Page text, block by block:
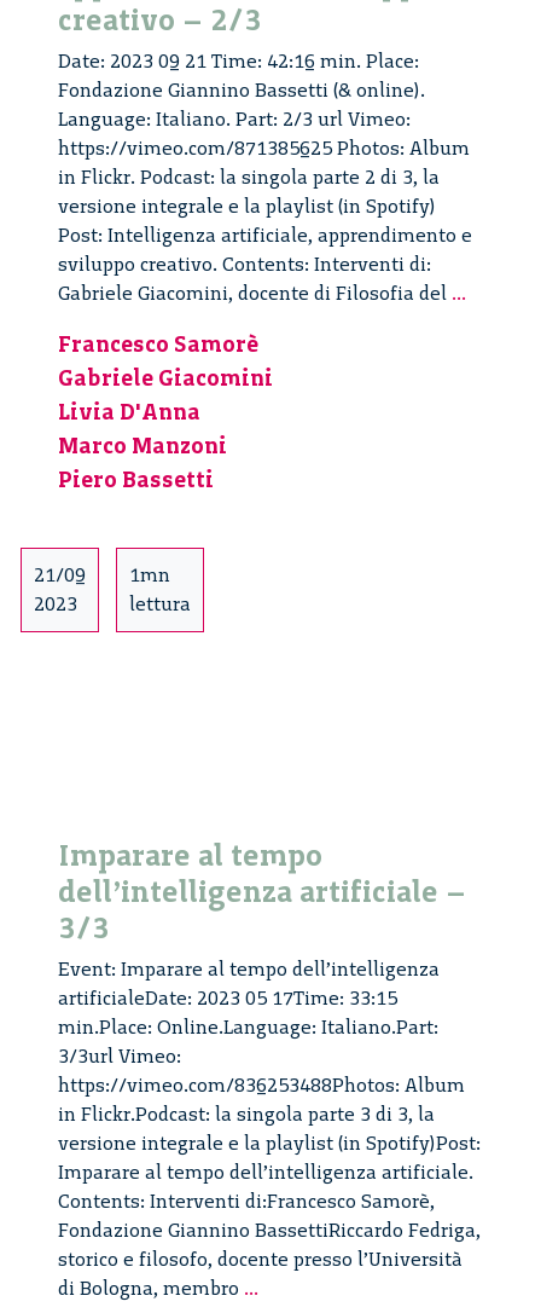
creativo – 2/3
Date: 2023 09 21 Time: 42:16 min. Place:
Fondazione Giannino Bassetti (& online).
Language: Italiano. Part: 2/3 url Vimeo:
https://vimeo.com/871385625 Photos: Album
in Flickr. Podcast: la singola parte 2 di 3, la
versione integrale e la playlist (in Spotify)
Post: Intelligenza artificiale, apprendimento e
sviluppo creativo. Contents: Interventi di:
Gabriele Giacomini, docente di Filosofia del ...
Francesco Samorè
Gabriele Giacomini
Livia D'Anna
Marco Manzoni
Piero Bassetti
21/09
2023
1mn
lettura
Imparare al tempo
dell’intelligenza artificiale –
3/3
Event: Imparare al tempo dell’intelligenza
artificialeDate: 2023 05 17Time: 33:15
min.Place: Online.Language: Italiano.Part:
3/3url Vimeo:
https://vimeo.com/836253488Photos: Album
in Flickr.Podcast: la singola parte 3 di 3, la
versione integrale e la playlist (in Spotify)Post:
Imparare al tempo dell’intelligenza artificiale.
Contents: Interventi di:Francesco Samorè,
Fondazione Giannino BassettiRiccardo Fedriga,
storico e filosofo, docente presso l’Università
di Bologna, membro ...